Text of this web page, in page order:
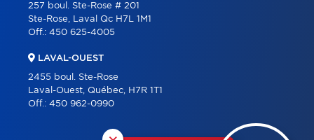
257 boul. Ste-Rose # 201
Ste-Rose, Laval Qc H7L 1M1
Off.: 450 625-4005
LAVAL-OUEST
2455 boul. Ste-Rose
Laval-Ouest, Québec, H7R 1T1
Off.: 450 962-0990